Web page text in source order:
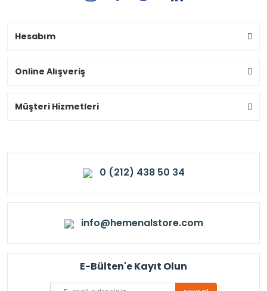
Hesabım
Online Alışveriş
Müşteri Hizmetleri
0 (212) 438 50 34
info@hemenalstore.com
E-Bülten'e Kayıt Olun